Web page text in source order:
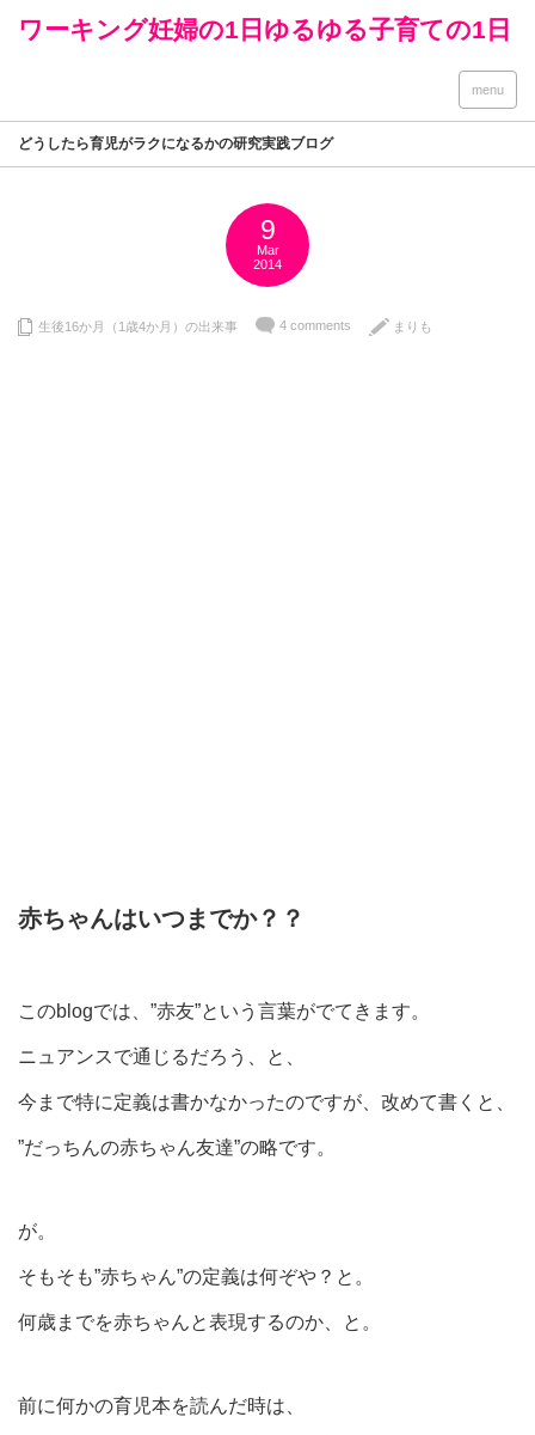
ワーキング妊婦の1日ゆるゆる子育ての1日
menu
どうしたら育児がラクになるかの研究実践ブログ
9
Mar
2014
生後16か月（1歳4か月）の出来事 4 comments まりも
赤ちゃんはいつまでか？？
このblogでは、”赤友”という言葉がでてきます。
ニュアンスで通じるだろう、と、
今まで特に定義は書かなかったのですが、改めて書くと、
”だっちんの赤ちゃん友達”の略です。
が。
そもそも”赤ちゃん”の定義は何ぞや？と。
何歳までを赤ちゃんと表現するのか、と。
前に何かの育児本を読んだ時は、